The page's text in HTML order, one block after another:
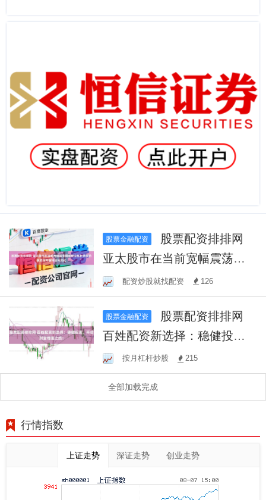
股票金融配资
亚太股市在当前宽幅震荡周
期里中杠杆炒股的投资行为
新特征与变化
配资炒股就找配资 126
股票金融配资
百姓配资新选择：稳健投
资，开启财富增值之旅！
按月杠杆炒股 215
全部加载完成
行情指数
上证走势 深证走势 创业走势